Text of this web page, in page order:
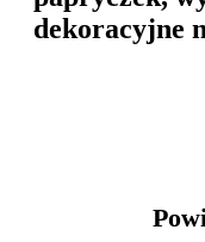
dekoracyjne